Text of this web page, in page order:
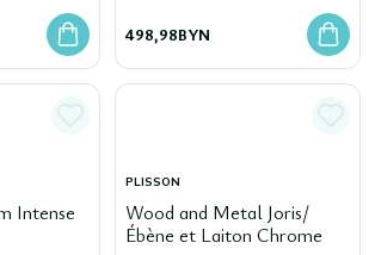
498,98BYN
Intense
PLISSON
Wood and Metal Joris/
Ébène et Laiton Chrome